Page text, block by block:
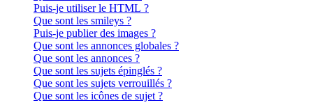
Puis-je utiliser le HTML ?
Que sont les smileys ?
Puis-je publier des images ?
Que sont les annonces globales ?
Que sont les annonces ?
Que sont les sujets épinglés ?
Que sont les sujets verrouillés ?
Que sont les icônes de sujet ?